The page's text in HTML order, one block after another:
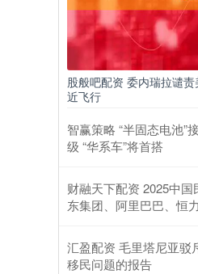
股般吧配资 委内瑞拉谴
近飞行
智赢策略 “半固态电池”
级 “华系车”将首搭
财融天下配资 2025中
东集团、阿里巴巴、恒
汇盈配资 毛里塔尼亚驳
移民问题的报告